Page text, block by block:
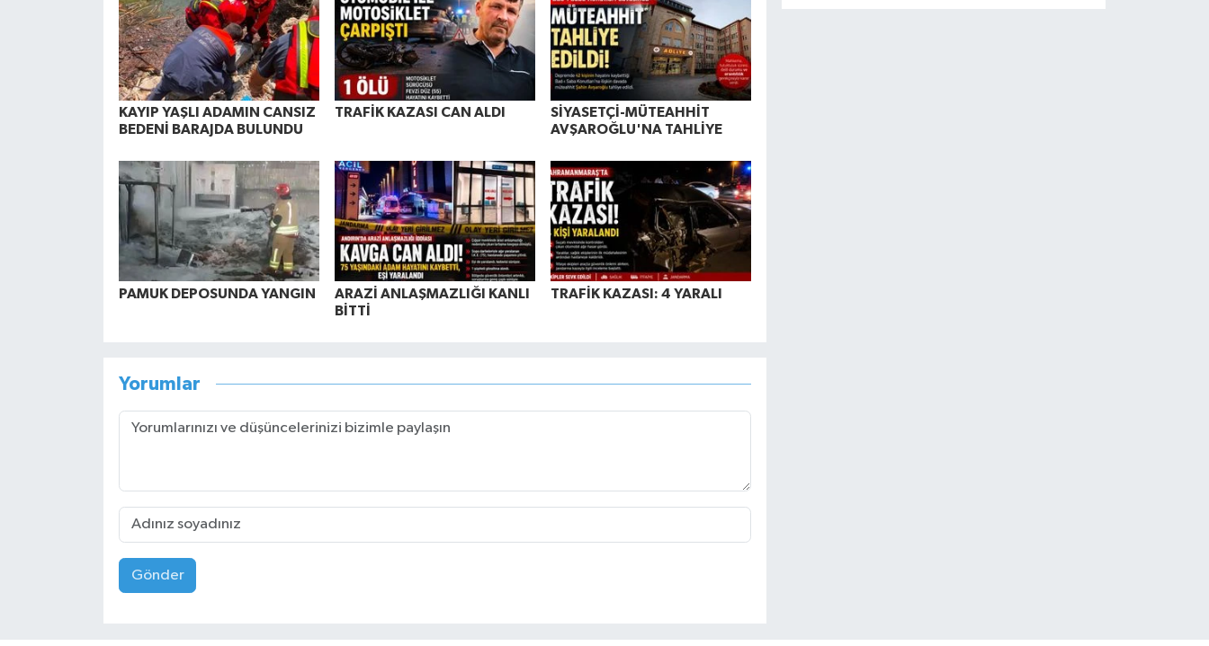
KAYIP YAŞLI ADAMIN CANSIZ
BEDENİ BARAJDA BULUNDU
TRAFİK KAZASI CAN ALDI
SİYASETÇİ-MÜTEAHHİT
AVŞAROĞLU'NA TAHLİYE
PAMUK DEPOSUNDA YANGIN
ARAZİ ANLAŞMAZLIĞI KANLI
BİTTİ
TRAFİK KAZASI: 4 YARALI
Yorumlar
Gönder